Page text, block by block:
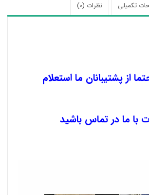
تکمیلی نظرات (0)
از پشتیبانان ما استعلام
ما در تماس باشید